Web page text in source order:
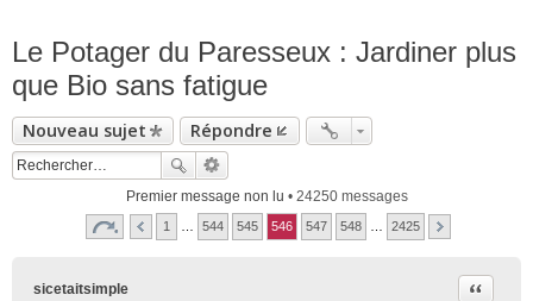
Le Potager du Paresseux : Jardiner plus
que Bio sans fatigue
Nouveau sujet Répondre
Premier message non lu • 24250 messages
1 544 545 546 547 548 2425
sicetaitsimple
Citer